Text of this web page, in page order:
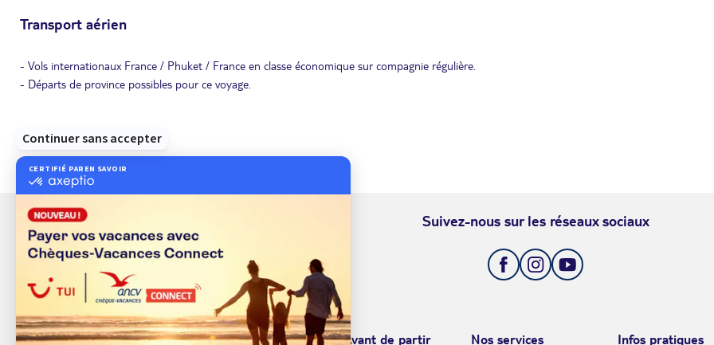
Transport aérien
- Vols internationaux France / Phuket / France en classe économique sur compagnie régulière.
- Départs de province possibles pour ce voyage.
Suivez-nous sur les réseaux sociaux
À propos de TUI Avant de partir Nos services Infos pratiques